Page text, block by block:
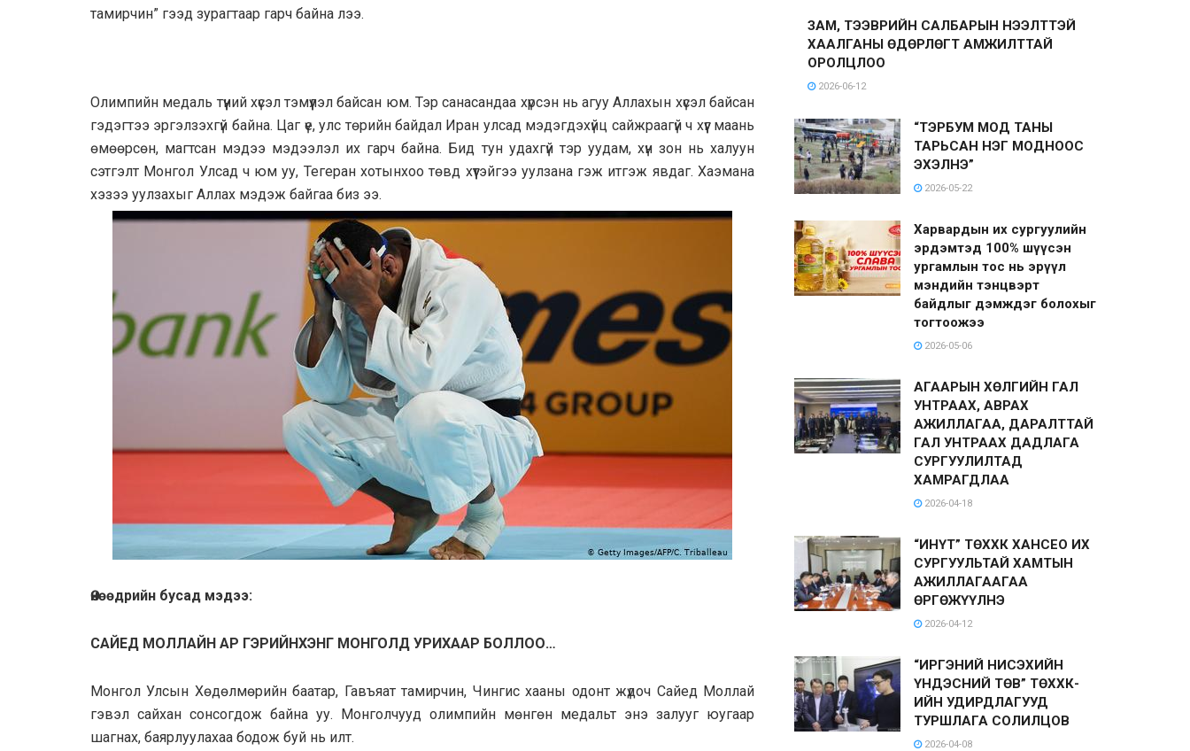
тамирчин” гээд зурагтаар гарч байна лээ.
Олимпийн медаль түүний хүсэл тэмүүлэл байсан юм. Тэр санасандаа хүрсэн нь агуу Аллахын хүсэл байсан
гэдэгтээ эргэлзэхгүй байна. Цаг үе, улс төрийн байдал Иран улсад мэдэгдэхүйц сайжраагүй ч хүүг маань
өмөөрсөн, магтсан мэдээ мэдээлэл их гарч байна. Бид тун удахгүй тэр уудам, хүн зон нь халуун
сэтгэлт Монгол Улсад ч юм уу, Тегеран хотынхоо төвд хүүтэйгээ уулзана гэж итгэж явдаг. Хаэмана
хэзээ уулзахыг Аллах мэдэж байгаа биз ээ.
Өнөөдрийн бусад мэдээ:
САЙЕД МОЛЛАЙН АР ГЭРИЙНХЭНГ МОНГОЛД УРИХААР БОЛЛОО…
Монгол Улсын Хөдөлмөрийн баатар, Гавъяат тамирчин, Чингис хааны одонт жүдоч Сайед Моллай
гэвэл сайхан сонсогдож байна уу. Монголчууд олимпийн мөнгөн медальт энэ залууг юугаар
шагнах, баярлуулахаа бодож буй нь илт.
ЗАМ, ТЭЭВРИЙН САЛБАРЫН НЭЭЛТТЭЙ
ХААЛГАНЫ ӨДӨРЛӨГТ АМЖИЛТТАЙ
ОРОЛЦЛОО
2026-06-12
“ТЭРБУМ МОД ТАНЫ
ТАРЬСАН НЭГ МОДНООС
ЭХЭЛНЭ”
2026-05-22
Харвардын их сургуулийн
эрдэмтэд 100% шүүсэн
ургамлын тос нь эрүүл
мэндийн тэнцвэрт
байдлыг дэмждэг болохыг
тогтоожээ
2026-05-06
АГААРЫН ХӨЛГИЙН ГАЛ
УНТРААХ, АВРАХ
АЖИЛЛАГАА, ДАРАЛТТАЙ
ГАЛ УНТРААХ ДАДЛАГА
СУРГУУЛИЛТАД
ХАМРАГДЛАА
2026-04-18
“ИНҮТ” ТӨХХК ХАНСЕО ИХ
СУРГУУЛЬТАЙ ХАМТЫН
АЖИЛЛАГААГАА
ӨРГӨЖҮҮЛНЭ
2026-04-12
“ИРГЭНИЙ НИСЭХИЙН
ҮНДЭСНИЙ ТӨВ” ТӨХХК-
ИЙН УДИРДЛАГУУД
ТУРШЛАГА СОЛИЛЦОВ
2026-04-08